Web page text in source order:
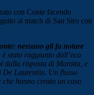
con Conte facendo
al match di San Siro con
nessuno gli fa notare
stato raggiunto dall’eco
dalla risposta di Marotta, e
Laurentiis. Un flusso
hanno creato un caso